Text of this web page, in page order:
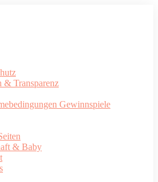
& Transparenz
Gewinnspiele
& Baby